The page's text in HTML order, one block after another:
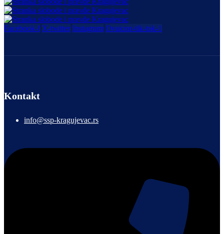
Facebook-f X-twitter Instagram Ovaicon-tik-tok-1
Kontakt
info@ssp-kragujevac.rs